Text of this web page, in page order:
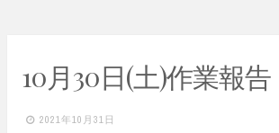
10月30日(土)作業報告
2021年10月31日